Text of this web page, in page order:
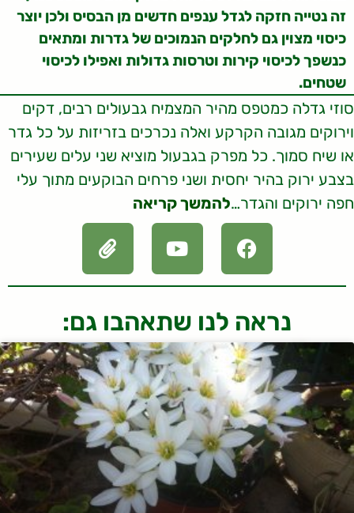
זה נטייה חזקה לגדל ענפים חדשים מן הבסיס ולכן יוצר
כיסוי מצוין גם לחלקים הנמוכים של גדרות ומתאים
כנשפך לכיסוי קירות וטרסות גדולות ואפילו לכיסוי
שטחים.
סוזי גדלה כמטפס מהיר המצמיח גבעולים רבים, דקים
וירוקים מגובה הקרקע ואלה נכרכים בזריזות על כל גדר
או שיח סמוך. כל מפרק בגבעול מוציא שני עלים שעירים
בצבע ירוק בהיר יחסית ושני פרחים הבוקעים מתוך עלי
חפה ירוקים והגדר…להמשך קריאה
נראה לנו שתאהבו גם: